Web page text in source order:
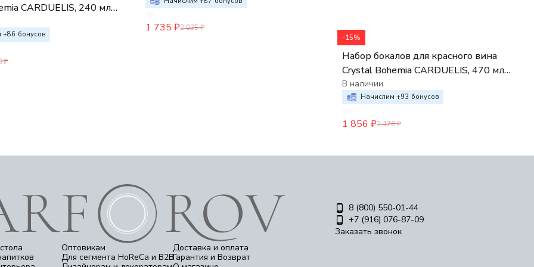
CARDUELIS, 240 мл
+86 бонусов
₽
1 735 ₽2 035₽
-15%
Набор бокалов для красного вина
Crystal Bohemia CARDUELIS, 470 мл
(набор 6 шт.)
В наличии
Начислим +93 бонусов
1 856 ₽2 176₽
Оптовикам
Для сегмента HoReCa и B2B
Доставка и оплата
Гарантия и Возврат
8 (800) 550-01-44
+7 (916) 076-87-09
Заказать звонок